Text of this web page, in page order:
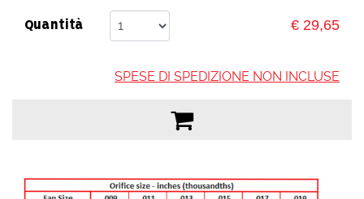
Quantità € 29,65
SPESE DI SPEDIZIONE NON INCLUSE